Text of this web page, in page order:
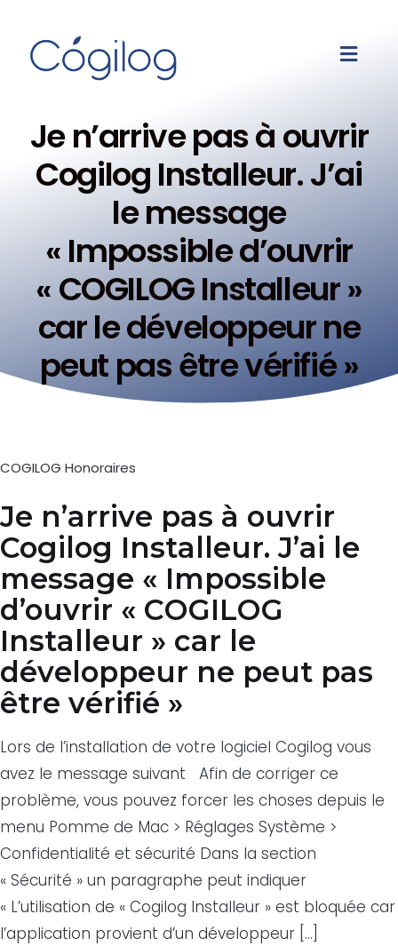
Je n’arrive pas à ouvrir
Cogilog Installeur. J’ai
le message
« Impossible d’ouvrir
« COGILOG Installeur »
car le développeur ne
peut pas être vérifié »
COGILOG Honoraires
Je n’arrive pas à ouvrir
Cogilog Installeur. J’ai le
message « Impossible
d’ouvrir « COGILOG
Installeur » car le
développeur ne peut pas
être vérifié »
Lors de l’installation de votre logiciel Cogilog vous
avez le message suivant Afin de corriger ce
problème, vous pouvez forcer les choses depuis le
menu Pomme de Mac > Réglages Système >
Confidentialité et sécurité Dans la section
« Sécurité » un paragraphe peut indiquer
« L’utilisation de « Cogilog Installeur » est bloquée car
l’application provient d’un développeur […]